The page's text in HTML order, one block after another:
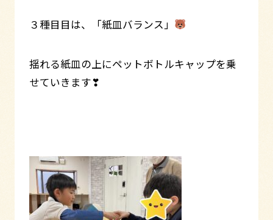
３種目目は、「紙皿バランス」
揺れる紙皿の上にペットボトルキャップを乗
せていきます❣